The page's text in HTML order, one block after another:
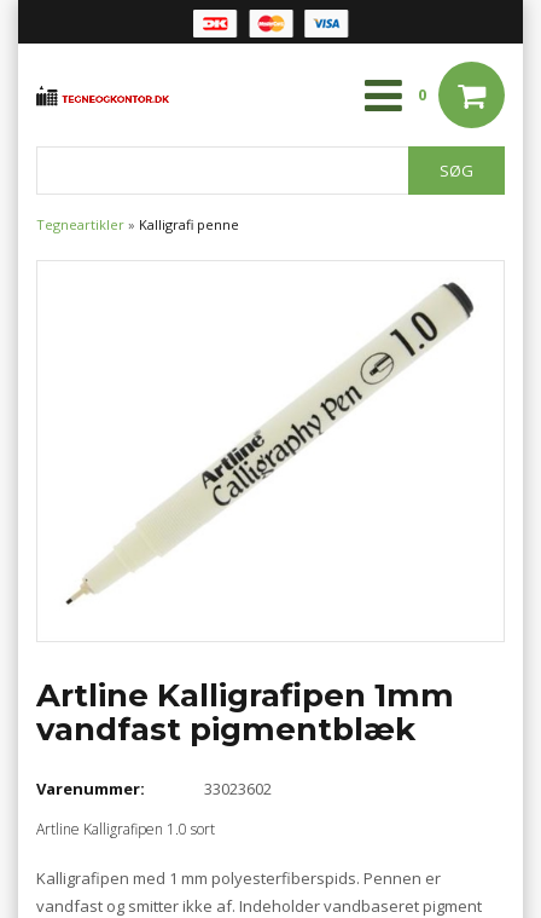
0
Tegneartikler » Kalligrafi penne
Artline Kalligrafipen 1mm
vandfast pigmentblæk
Varenummer: 33023602
Artline Kalligrafipen 1.0 sort
Kalligrafipen med 1 mm polyesterfiberspids. Pennen er
vandfast og smitter ikke af. Indeholder vandbaseret pigment